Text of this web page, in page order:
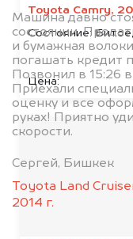
Toyota Camry,
Состояние:
Цена:
Машина давно
состоянии.
и бумажная
погашать кредит
Позвонил в 15:26
Приехали
оценку и все
руках! Приятно
скорости.
Сергей, Бишкек
Toyota Land
2014 г.